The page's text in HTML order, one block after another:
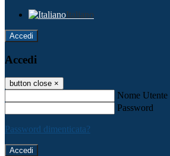
Italiano
Accedi
Accedi
button close ×
Nome Utente
Password
Password dimenticata?